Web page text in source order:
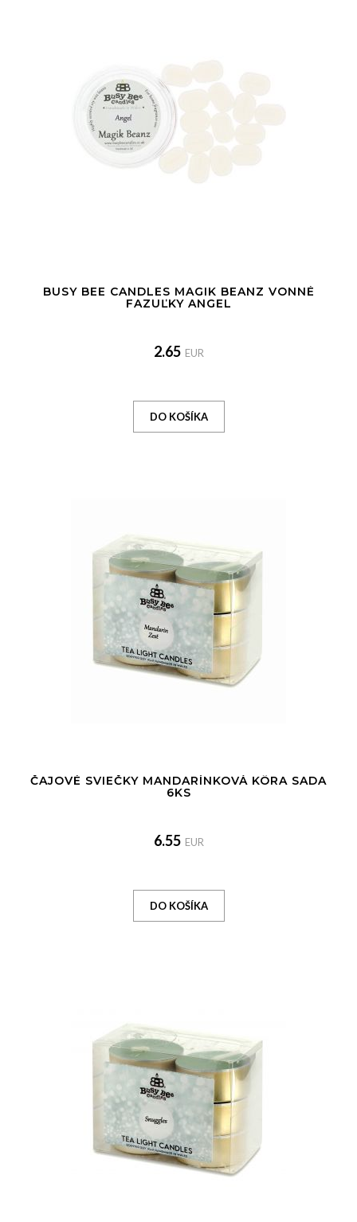
BUSY BEE CANDLES MAGIK BEANZ VONNÉ
FAZUĽKY ANGEL
2.65 EUR
ČAJOVÉ SVIEČKY MANDARÍNKOVÁ KÔRA SADA
6KS
6.55 EUR